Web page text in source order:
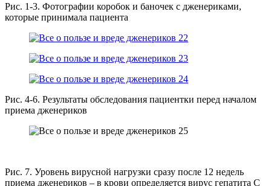
Рис. 1-3. Фотографии коробок и баночек с дженериками,
которые принимала пациента
Рис. 4-6. Результаты обследования пациентки перед началом
приема дженериков
Рис. 7. Уровень вирусной нагрузки сразу после 12 недель
приема дженериков – в крови определяется вирус гепатита С